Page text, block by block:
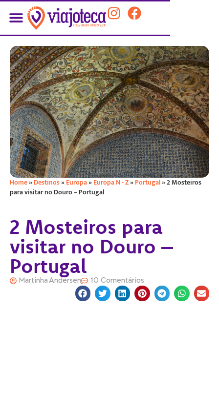
Home»Destinos»Europa»Europa N - Z»Portugal»2 Mosteiros
para visitar no Douro – Portugal
2 Mosteiros para
visitar no Douro –
Portugal
Martinha Andersen 10 Comentários